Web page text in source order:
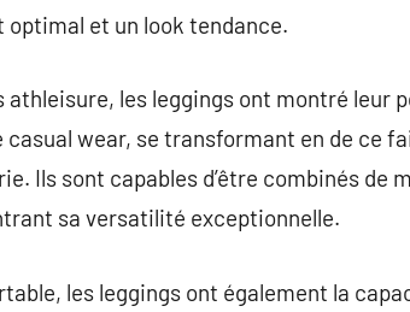
et un look tendance.
les leggings ont montré leur
wear, se transformant en de ce
Ils sont capables d’être combinés de
sa versatilité exceptionnelle.
les leggings ont également la